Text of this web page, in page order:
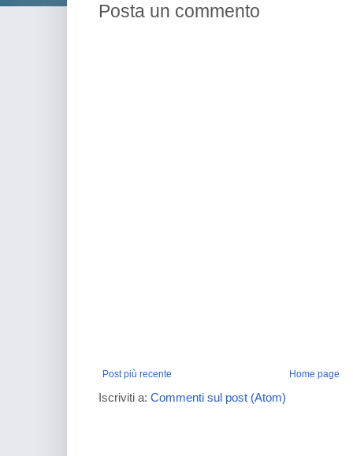
Posta un commento
Post più recente Home page
Iscriviti a: Commenti sul post (Atom)